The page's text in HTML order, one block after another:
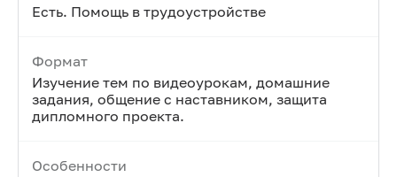
Есть. Помощь в трудоустройстве
Формат
Изучение тем по видеоурокам, домашние
задания, общение с наставником, защита
дипломного проекта.
Особенности